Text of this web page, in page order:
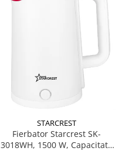
STARCREST
Fierbator Starcrest SK-
3018WH, 1500 W, Capacitate